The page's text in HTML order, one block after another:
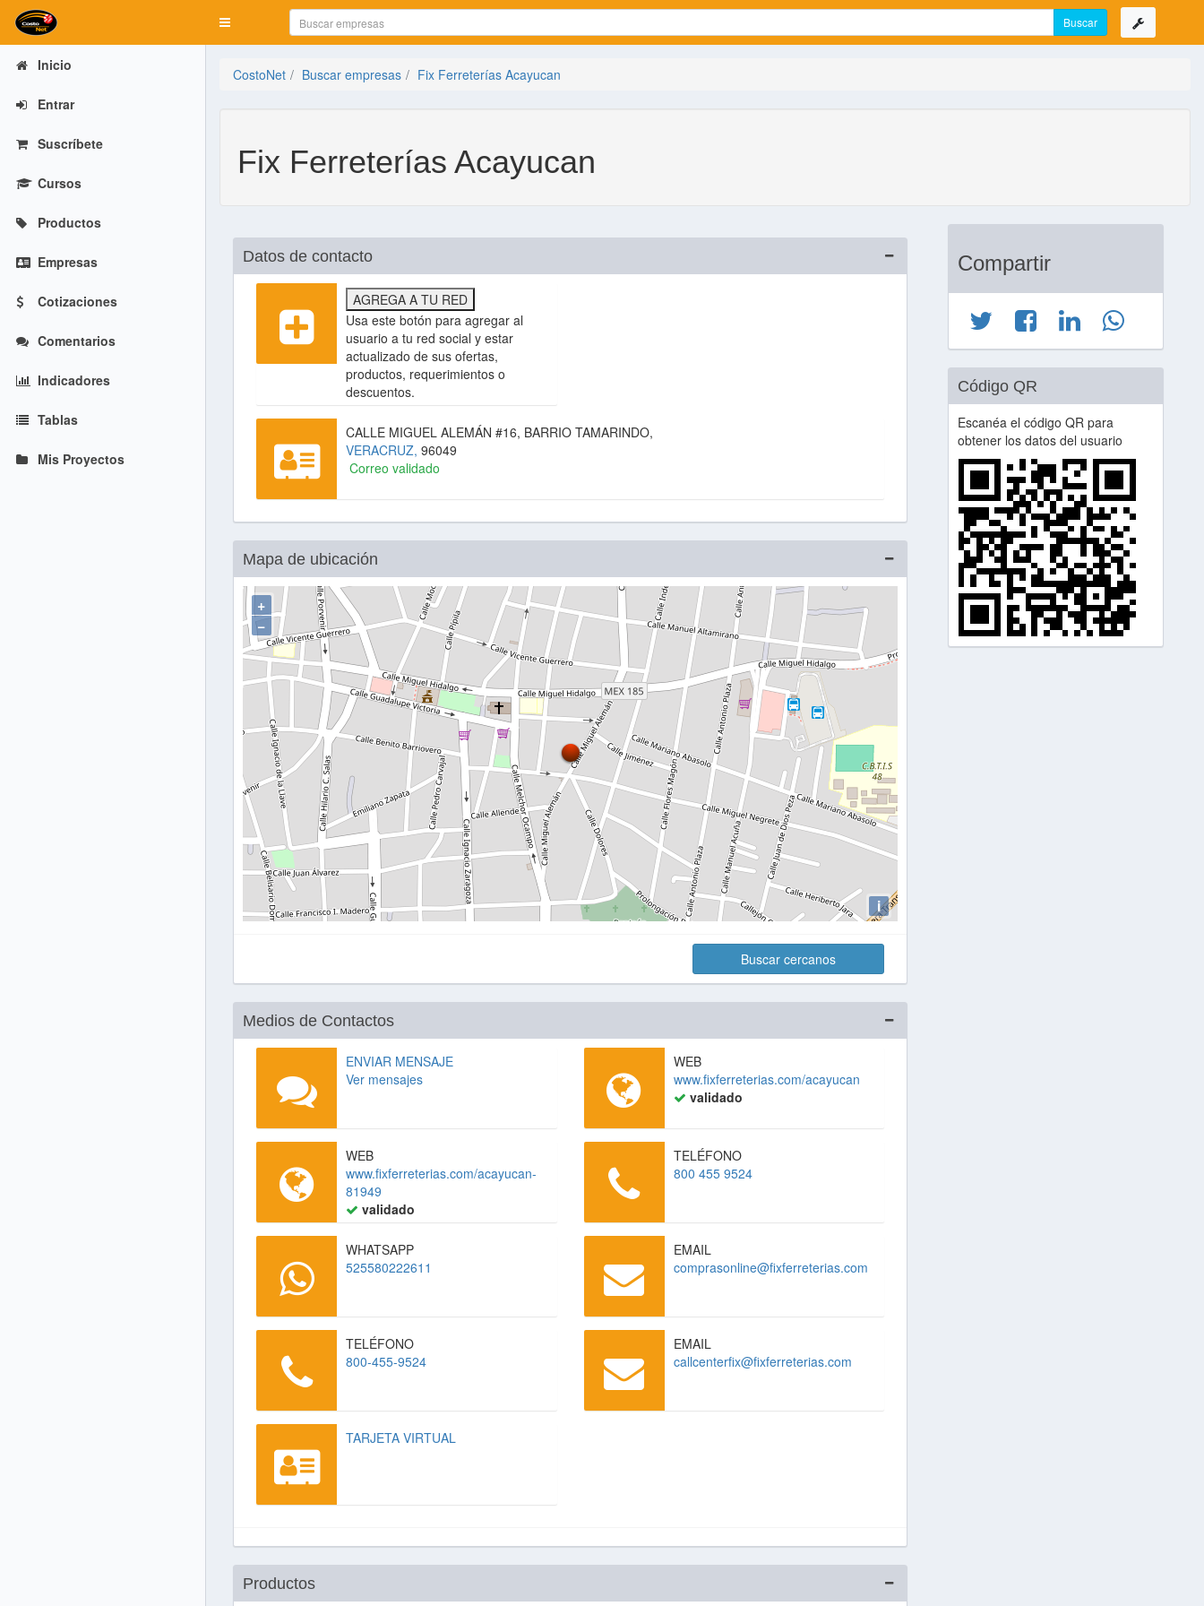
Mostrar menú
Inicio
Entrar
Suscríbete
Cursos
Productos
Empresas
Cotizaciones
Comentarios
Indicadores
Tablas
Mis Proyectos
CostoNet Buscar empresas Fix Ferreterías Acayucan
Fix Ferreterías Acayucan
Datos de contacto
AGREGA A TU RED
Usa este botón para agregar al
usuario a tu red social y estar
actualizado de sus ofertas,
productos, requerimientos o
descuentos.
CALLE MIGUEL ALEMÁN #16, BARRIO TAMARINDO,
VERACRUZ, 96049
Correo validado
Mapa de ubicación
+
−
i
Buscar cercanos
Medios de Contactos
ENVIAR MENSAJE
Ver mensajes
WEB
www.fixferreterias.com/acayucan
validado
WEB
www.fixferreterias.com/acayucan-
81949
validado
TELÉFONO
800 455 9524
WHATSAPP
525580222611
EMAIL
comprasonline@fixferreterias.com
TELÉFONO
800-455-9524
EMAIL
callcenterfix@fixferreterias.com
TARJETA VIRTUAL
Productos
Compartir
Código QR
Escanéa el código QR para
obtener los datos del usuario